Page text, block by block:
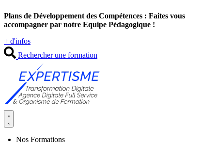
au
contenu
Plans de Développement des Compétences : Faites vous
accompagner par notre Equipe Pédagogique !
+ d'infos
Rechercher une formation
Nos Formations